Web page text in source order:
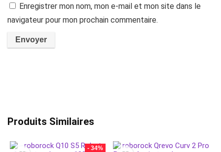
Enregistrer mon nom, mon e-mail et mon site dans le
navigateur pour mon prochain commentaire.
Produits Similaires
- 34%